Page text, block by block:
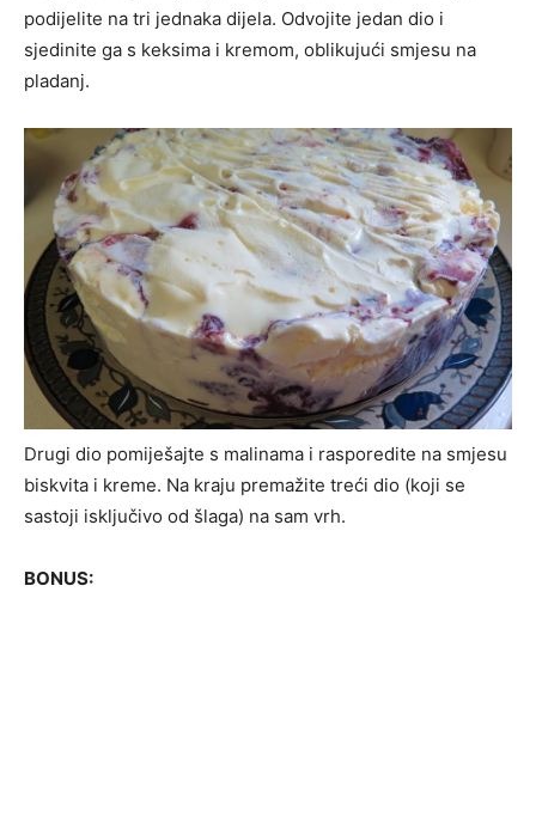
podijelite na tri jednaka dijela. Odvojite jedan dio i
sjedinite ga s keksima i kremom, oblikujući smjesu na
pladanj.
Drugi dio pomiješajte s malinama i rasporedite na smjesu
biskvita i kreme. Na kraju premažite treći dio (koji se
sastoji isključivo od šlaga) na sam vrh.
BONUS: